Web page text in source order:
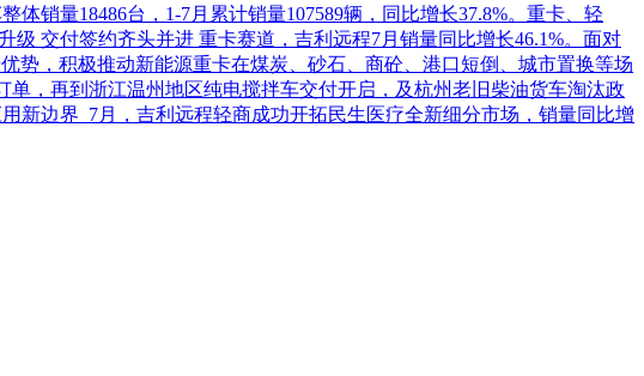
销量18486台，1-7月累计销量107589辆，同比增长37.8%。重卡、轻
交付签约齐头并进 重卡赛道，吉利远程7月销量同比增长46.1%。面对
势，积极推动新能源重卡在煤炭、砂石、商砼、港口短倒、城市置换等场
，再到浙江温州地区纯电搅拌车交付开启，及杭州老旧柴油货车淘汰政
新边界 7月，吉利远程轻商成功开拓民生医疗全新细分市场，销量同比增